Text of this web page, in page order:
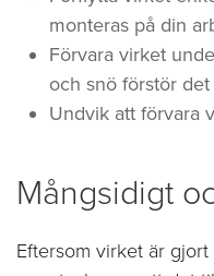
monteras på din
Förvara virket
och snö förstör det
Undvik att förvara
Mångsidigt
Eftersom virket är